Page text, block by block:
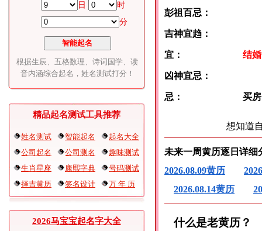
日
时
分
根据生辰、五格数理、诗词国学、读
音内涵综合起名，姓名测试打分！
精品起名测试工具推荐
姓名测试 智能起名
起名大全
公司起名
公司测名
趣味测试
生肖星座
康熙字典
号码测试
择吉黄历
签名设计 万 年 历
2026马宝宝起名字大全
彭祖百忌：
吉神宜趋：
宜： 结
凶神宜忌：
忌： 买
想知道
未来一周黄历逐日详细
2026.08.09黄历
2026.08.14黄历
什么是老黄历？